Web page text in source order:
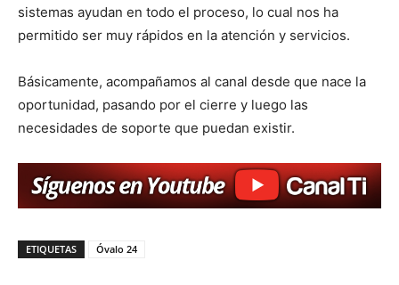
sistemas ayudan en todo el proceso, lo cual nos ha
permitido ser muy rápidos en la atención y servicios.
Básicamente, acompañamos al canal desde que nace la
oportunidad, pasando por el cierre y luego las
necesidades de soporte que puedan existir.
ETIQUETAS Óvalo 24